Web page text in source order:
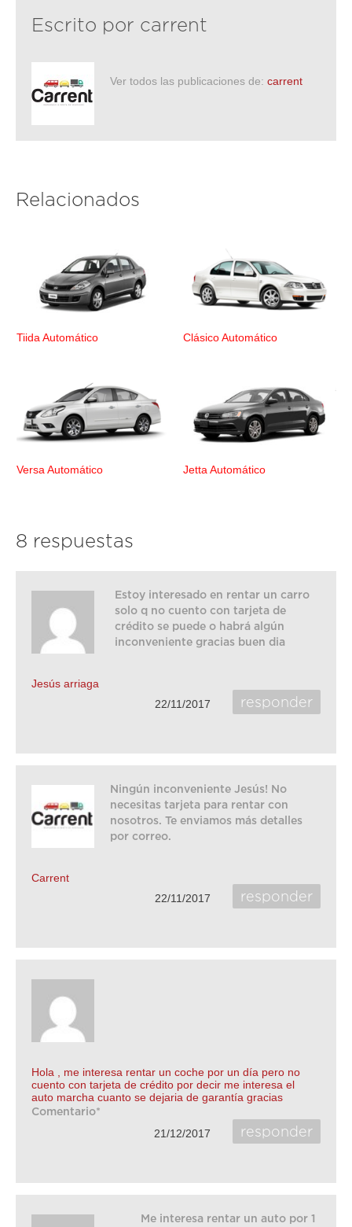
Escrito por carrent
Ver todos las publicaciones de: carrent
Relacionados
Tiida Automático Clásico Automático
Versa Automático Jetta Automático
8 respuestas
Jesús arriaga
Estoy interesado en rentar un carro
solo q no cuento con tarjeta de
crédito se puede o habrá algún
inconveniente gracias buen dia
responder
22/11/2017
Carrent
Ningún inconveniente Jesús! No
necesitas tarjeta para rentar con
nosotros. Te enviamos más detalles
por correo.
responder
22/11/2017
Hola , me interesa rentar un coche por un día pero no
cuento con tarjeta de crédito por decir me interesa el
auto marcha cuanto se dejaria de garantía gracias
Comentario*
responder
21/12/2017
Me interesa rentar un auto por 1